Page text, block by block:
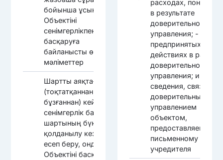
бойынша ұсынылатын
Объектіні
сенімгерлікпен
басқаруға
байланысты өзге де
мәліметтер
Шартты аяқтағаннан
(тоқтатқаннан,
бұзғаннан) кейін
сенімгерлік басқару
шартының бүкіл
қолданылу кезеңі үшін
есеп беру, онда
Объектіні басқару
расходах,
в результате
доверительного
управления; - о
предпринятых
действиях в рамках
доверительного
управления; иные
сведения,
доверительным
управлением
объектом,
предоставляемые
письменному
учредителя